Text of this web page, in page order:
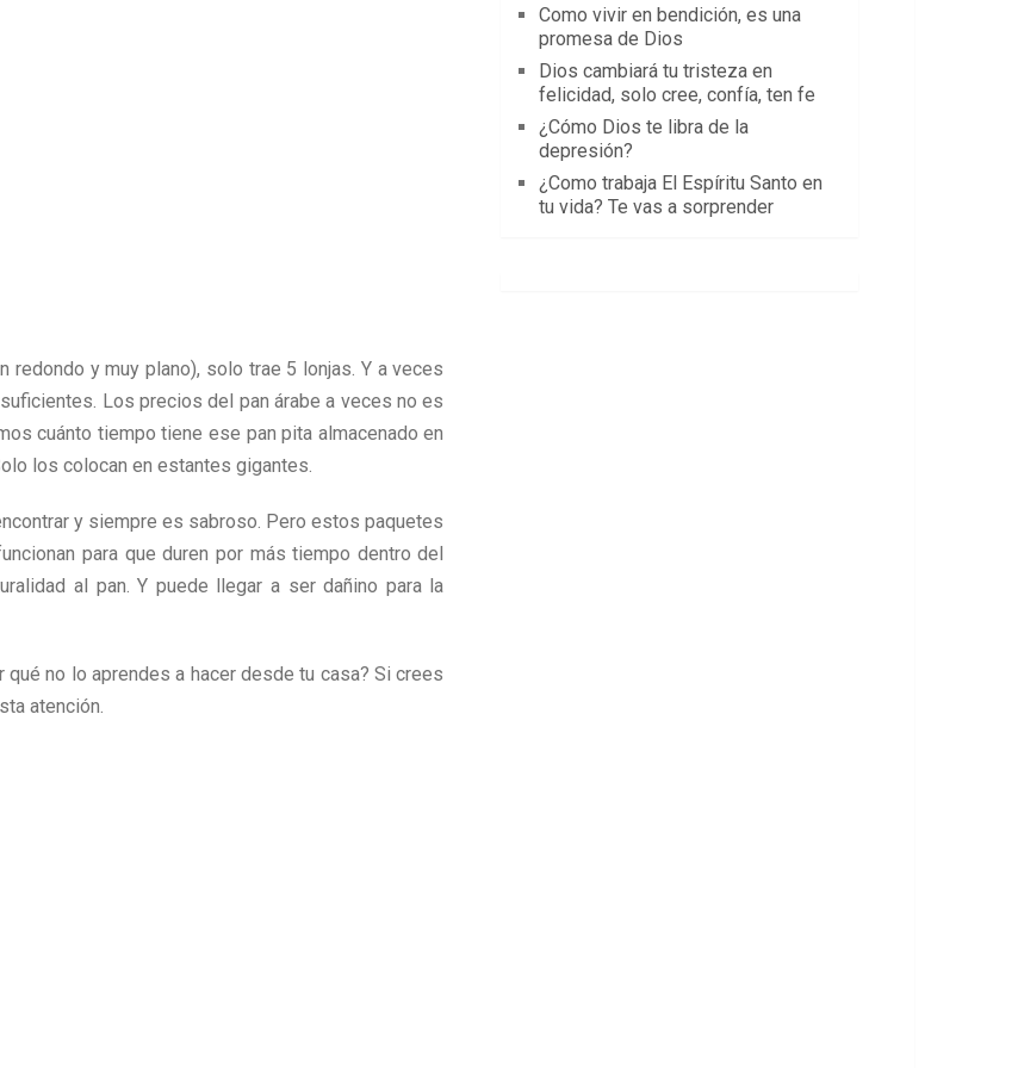
y muy plano), solo trae 5 lonjas. Y a veces
Los precios del pan árabe a veces no es
cuánto tiempo tiene ese pan pita almacenado en
los colocan en estantes gigantes.
y siempre es sabroso. Pero estos paquetes
para que duren por más tiempo dentro del
al pan. Y puede llegar a ser dañino para la
no lo aprendes a hacer desde tu casa? Si crees
atención.
Como vivir en bendición, es una
promesa de Dios
Dios cambiará tu tristeza en
felicidad, solo cree, confía, ten fe
¿Cómo Dios te libra de la
depresión?
¿Como trabaja El Espíritu Santo en
tu vida? Te vas a sorprender